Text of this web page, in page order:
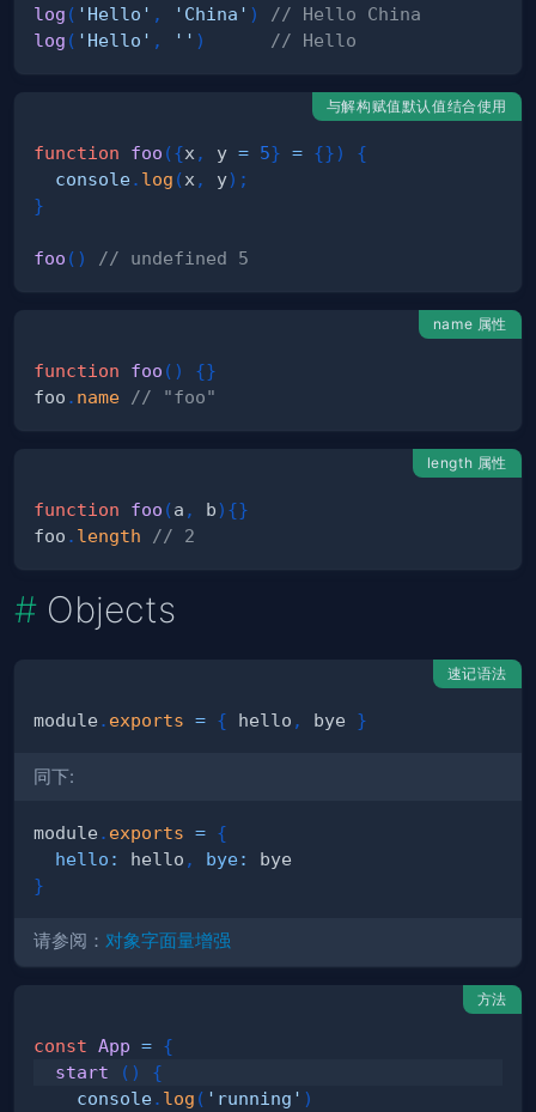
log ( 'Hello' , 'China' )
// Hello China
log ( 'Hello' , '' ) // Hello
与解构赋值默认值结合使用
function foo ({x , y = 5} = {})
{
console. log (x , y) ;
}
foo ( ) // undefined 5
name 属性
function foo ( ) {}
foo . name // "foo"
length 属性
function foo (a , b) {}
foo . length // 2
Objects
速记语法
module . exports = { hello , bye }
同下:
module . exports = {
hello : hello , bye:
}
请参阅： 对象字面量增强
方法
const App = {
start
( )
{
console. log ( 'running' )